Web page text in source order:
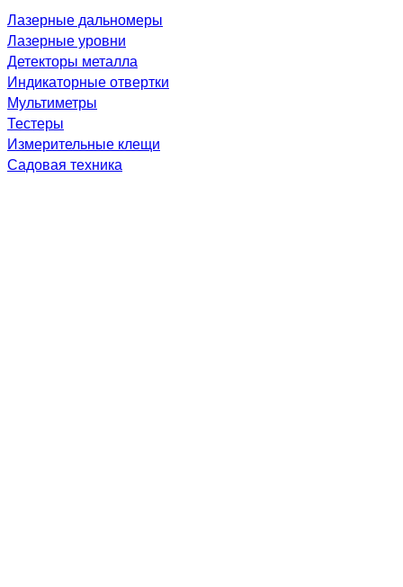
Лазерные дальномеры
Лазерные уровни
Детекторы металла
Индикаторные отвертки
Мультиметры
Тестеры
Измерительные клещи
Садовая техника